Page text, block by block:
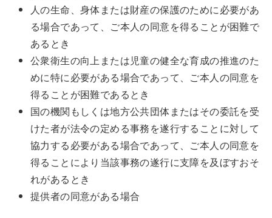
人の生命、身体または財産の保護のために必要があ
る場合であって、ご本人の同意を得ることが困難で
あるとき
公衆衛生の向上または児童の健全な育成の推進のた
めに特に必要がある場合であって、ご本人の同意を
得ることが困難であるとき
国の機関もしくは地方公共団体またはその委託を受
けた者が法令の定める事務を遂行することに対して
協力する必要がある場合であって、ご本人の同意を
得ることにより当該事務の遂行に支障を及ぼすおそ
れがあるとき
提供者の同意がある場合